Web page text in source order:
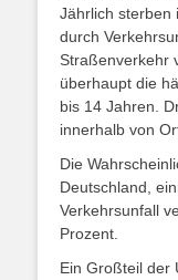
Jährlich sterben
durch
Straßenverkehr
überhaupt die
bis 14 Jahren.
innerhalb von
Die
Deutschland,
Verkehrsunfall
Prozent.
Ein Großteil der